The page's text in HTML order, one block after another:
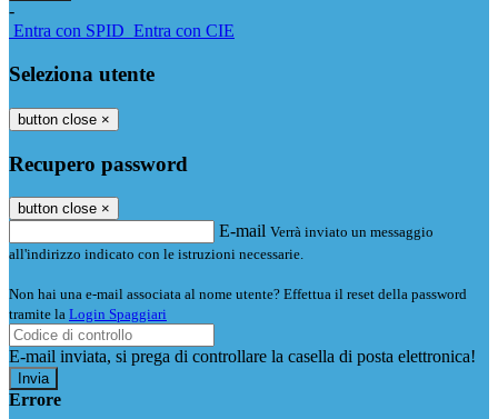
-
Entra con SPID Entra con CIE
Seleziona utente
button close ×
Recupero password
button close ×
E-mail Verrà inviato un messaggio
all'indirizzo indicato con le istruzioni necessarie.
Non hai una e-mail associata al nome utente? Effettua il reset della password
tramite la Login Spaggiari
E-mail inviata, si prega di controllare la casella di posta elettronica!
Errore